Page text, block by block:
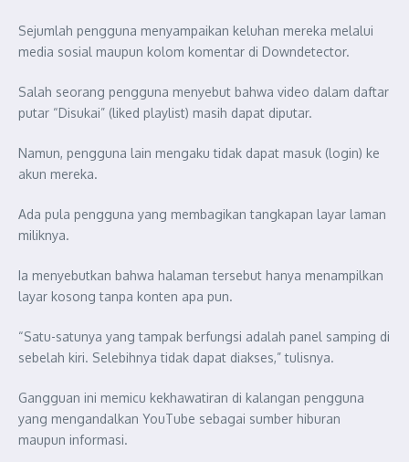
Sejumlah pengguna menyampaikan keluhan mereka melalui
media sosial maupun kolom komentar di Downdetector.
Salah seorang pengguna menyebut bahwa video dalam daftar
putar “Disukai” (liked playlist) masih dapat diputar.
Namun, pengguna lain mengaku tidak dapat masuk (login) ke
akun mereka.
Ada pula pengguna yang membagikan tangkapan layar laman
miliknya.
Ia menyebutkan bahwa halaman tersebut hanya menampilkan
layar kosong tanpa konten apa pun.
“Satu-satunya yang tampak berfungsi adalah panel samping di
sebelah kiri. Selebihnya tidak dapat diakses,” tulisnya.
Gangguan ini memicu kekhawatiran di kalangan pengguna
yang mengandalkan YouTube sebagai sumber hiburan
maupun informasi.